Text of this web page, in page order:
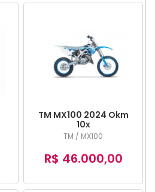
TM MX100 2024 Okm
10x
TM / MX100
R$ 46.000,00